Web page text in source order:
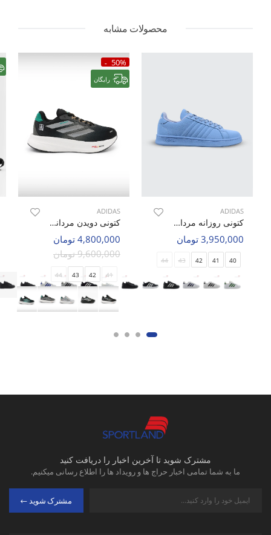
محصولات مشابه
ADIDAS
کتونی روزانه مردانه آدیداس Adidas Grand Court 2.0 M
3,950,000 تومان
40
41
42
43
44
50%
رایگان
ADIDAS
کتونی دویدن مردانه آدیداس Adidas Super Nova M
4,800,000 تومان
9,600,000 تومان
41
42
43
44
مشترک شوید تا آخرین اخبار را دریافت کنید
ما به شما تمامی اخبار حراج ها و رویداد ها را اطلاع رسانی میکنیم.
مشترک شوید